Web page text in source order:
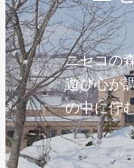
ニセコの
遊び心が
の中に佇